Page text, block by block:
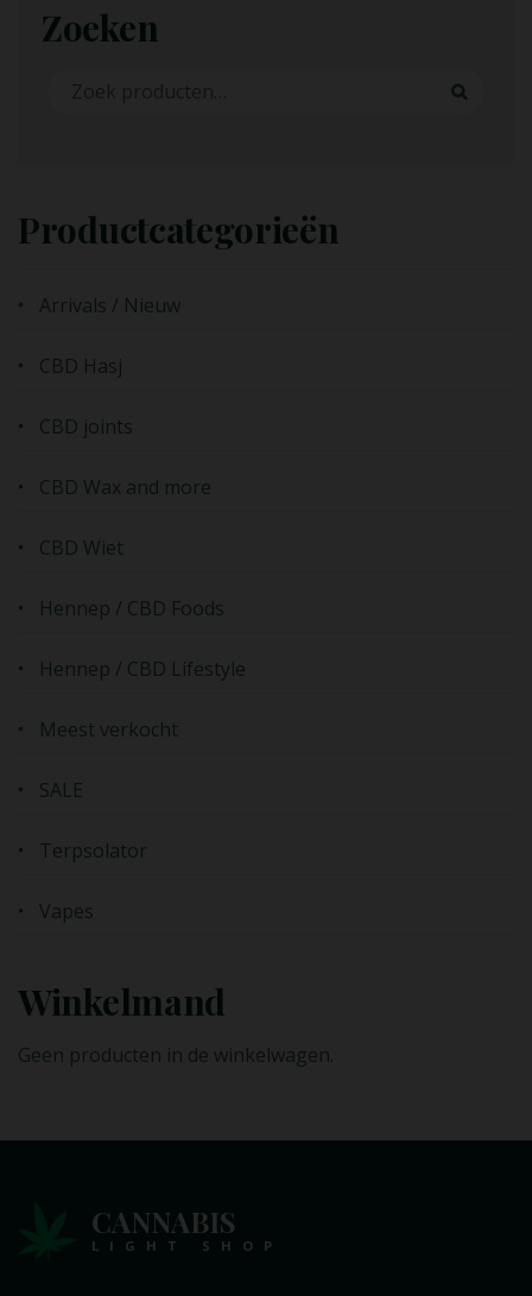
Zoeken
Zoeken
Productcategorieën
Arrivals / Nieuw
CBD Hasj
CBD joints
CBD Wax and more
CBD Wiet
Hennep / CBD Foods
Hennep / CBD Lifestyle
Meest verkocht
SALE
Terpsolator
Vapes
Winkelmand
Geen producten in de winkelwagen.
CANNABIS
LIGHT SHOP